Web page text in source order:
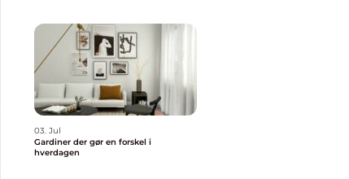
03. Jul
Gardiner der gør en forskel i
hverdagen